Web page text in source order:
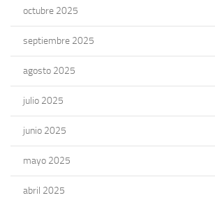
octubre 2025
septiembre 2025
agosto 2025
julio 2025
junio 2025
mayo 2025
abril 2025